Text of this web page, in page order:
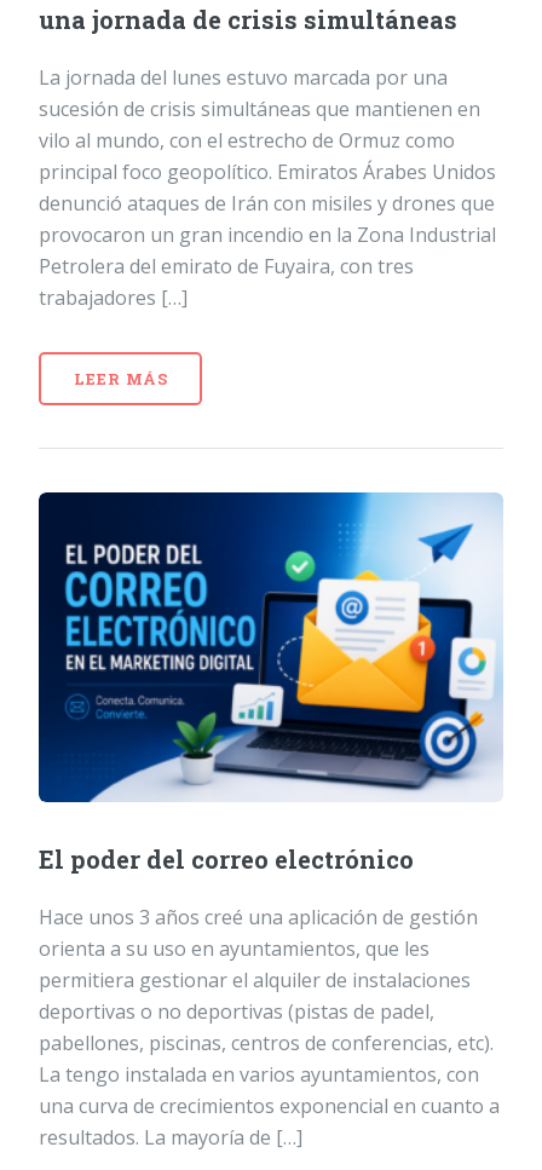
una jornada de crisis simultáneas
La jornada del lunes estuvo marcada por una
sucesión de crisis simultáneas que mantienen en
vilo al mundo, con el estrecho de Ormuz como
principal foco geopolítico. Emiratos Árabes Unidos
denunció ataques de Irán con misiles y drones que
provocaron un gran incendio en la Zona Industrial
Petrolera del emirato de Fuyaira, con tres
trabajadores […]
LEER MÁS
El poder del correo electrónico
Hace unos 3 años creé una aplicación de gestión
orienta a su uso en ayuntamientos, que les
permitiera gestionar el alquiler de instalaciones
deportivas o no deportivas (pistas de padel,
pabellones, piscinas, centros de conferencias, etc).
La tengo instalada en varios ayuntamientos, con
una curva de crecimientos exponencial en cuanto a
resultados. La mayoría de […]